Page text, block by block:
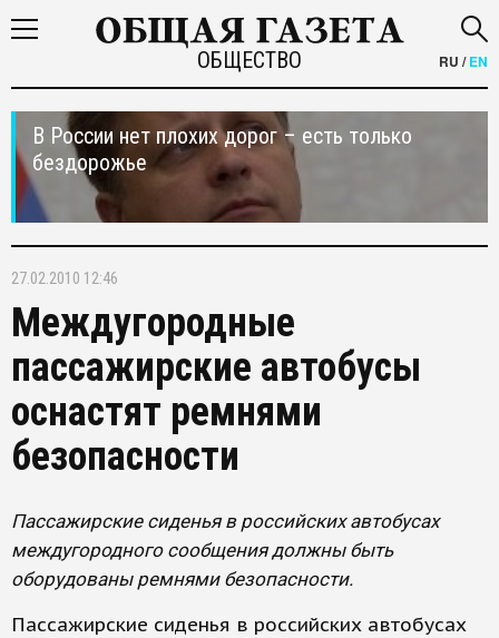
ОБЩЕСТВО RU /EN
В России нет плохих дорог – есть только
бездорожье
27.02.2010 12:46
Междугородные
пассажирские автобусы
оснастят ремнями
безопасности
Пассажирские сиденья в российских автобусах
междугородного сообщения должны быть
оборудованы ремнями безопасности.
Пассажирские сиденья в российских автобусах